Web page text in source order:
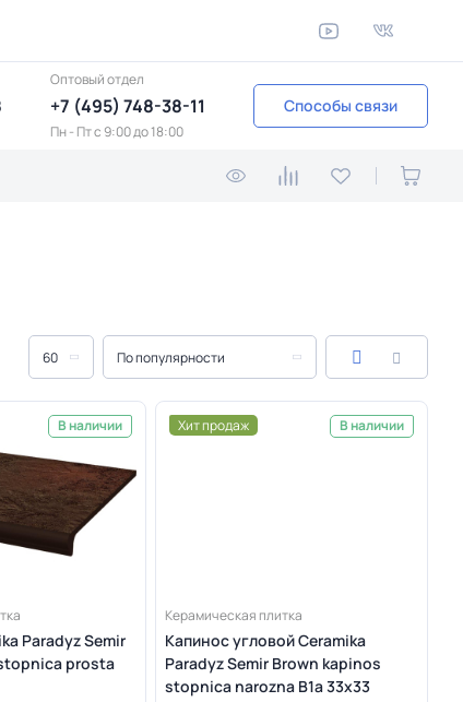
Оптовый отдел
+7 (495) 748-38-11
Пн - Пт c 9:00 до 18:00
Способы связи
60 По популярности
В наличии
Paradyz Semir
prosta
Хит продаж В наличии
Керамическая плитка
Капинос угловой Ceramika
Paradyz Semir Brown kapinos
stopnica narozna B1a 33х33